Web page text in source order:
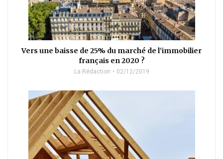
Vers une baisse de 25% du marché de l’immobilier
français en 2020 ?
La Rédaction 02/12/2019